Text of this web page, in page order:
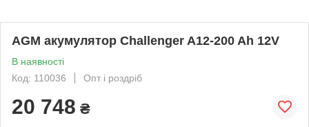
AGM акумулятор Challenger A12-200 Ah 12V
В наявності
Код: 110036
Опт і роздріб
20 748 ₴